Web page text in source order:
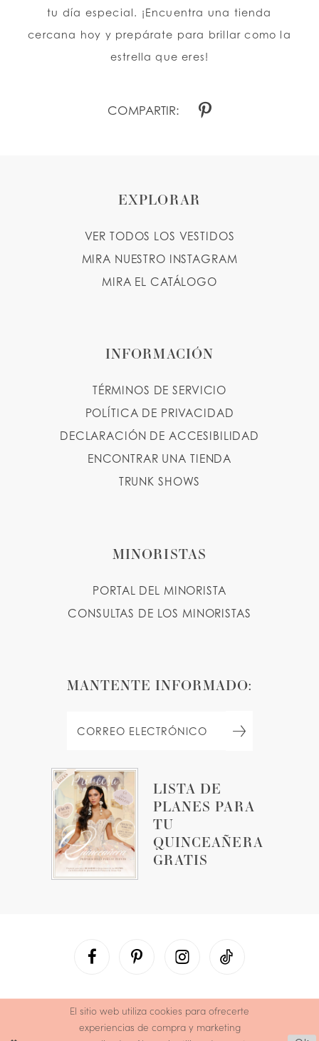
tu día especial. ¡Encuentra una tienda
cercana hoy y prepárate para brillar como la
estrella que eres!
COMPARTIR:
LISTA DE
PLANES PARA
TU
QUINCEAÑERA
GRATIS
EXPLORAR
VER TODOS LOS VESTIDOS
MIRA NUESTRO INSTAGRAM
MIRA EL CATÁLOGO
INFORMACIÓN
TÉRMINOS DE SERVICIO
POLÍTICA DE PRIVACIDAD
DECLARACIÓN DE ACCESIBILIDAD
ENCONTRAR UNA TIENDA
TRUNK SHOWS
MINORISTAS
PORTAL DEL MINORISTA
CONSULTAS DE LOS MINORISTAS
MANTENTE INFORMADO:
El sitio web utiliza cookies para ofrecerte
experiencias de compra y marketing